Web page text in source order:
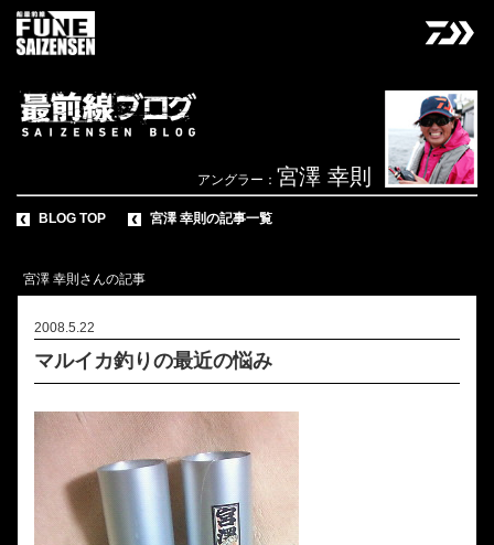
アングラー： 宮澤 幸則
BLOG TOP 宮澤 幸則の記事一覧
宮澤 幸則さんの記事
2008.5.22
マルイカ釣りの最近の悩み